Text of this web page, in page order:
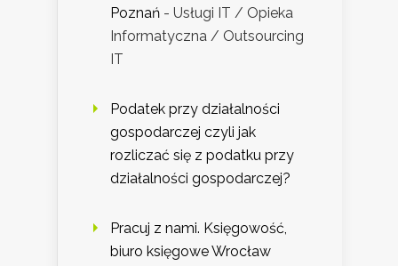
Poznań - Usługi IT / Opieka
Informatyczna / Outsourcing
IT
Podatek przy działalności
gospodarczej czyli jak
rozliczać się z podatku przy
działalności gospodarczej?
Pracuj z nami. Księgowość,
biuro księgowe Wrocław